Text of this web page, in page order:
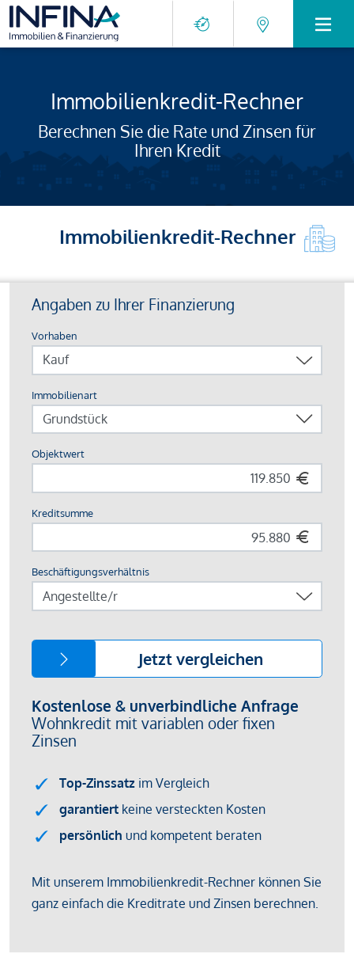
Immobilienkredit-Rechner
Berechnen Sie die Rate und Zinsen für
Ihren Kredit
Immobilienkredit-Rechner